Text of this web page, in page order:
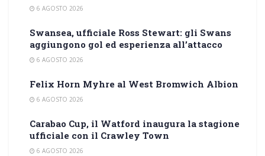
6 AGOSTO 2026
Swansea, ufficiale Ross Stewart: gli Swans
aggiungono gol ed esperienza all’attacco
6 AGOSTO 2026
Felix Horn Myhre al West Bromwich Albion
6 AGOSTO 2026
Carabao Cup, il Watford inaugura la stagione
ufficiale con il Crawley Town
6 AGOSTO 2026